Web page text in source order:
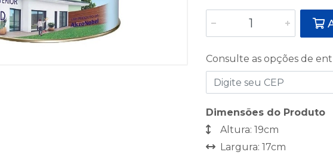
Consulte as opções de
Dimensões do Produto
Altura: 19cm
Largura: 17cm